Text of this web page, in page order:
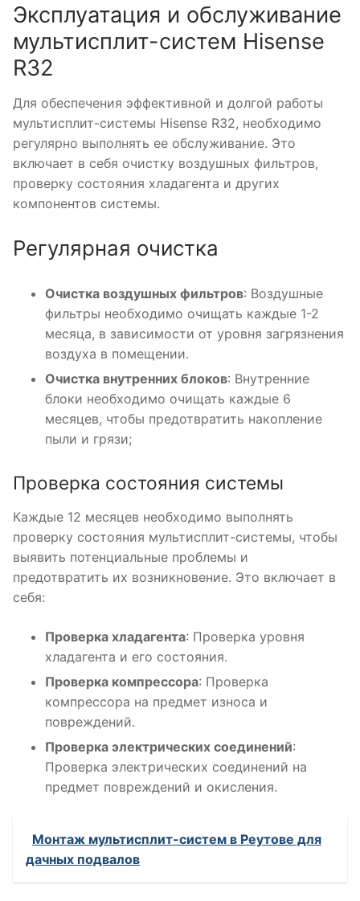
Эксплуатация и обслуживание
мультисплит-систем Hisense
R32
Для обеспечения эффективной и долгой работы
мультисплит-системы Hisense R32, необходимо
регулярно выполнять ее обслуживание. Это
включает в себя очистку воздушных фильтров,
проверку состояния хладагента и других
компонентов системы.
Регулярная очистка
Очистка воздушных фильтров: Воздушные
фильтры необходимо очищать каждые 1-2
месяца, в зависимости от уровня загрязнения
воздуха в помещении.
Очистка внутренних блоков: Внутренние
блоки необходимо очищать каждые 6
месяцев, чтобы предотвратить накопление
пыли и грязи;
Проверка состояния системы
Каждые 12 месяцев необходимо выполнять
проверку состояния мультисплит-системы, чтобы
выявить потенциальные проблемы и
предотвратить их возникновение. Это включает в
себя:
Проверка хладагента: Проверка уровня
хладагента и его состояния.
Проверка компрессора: Проверка
компрессора на предмет износа и
повреждений.
Проверка электрических соединений:
Проверка электрических соединений на
предмет повреждений и окисления.
Монтаж мультисплит-систем в Реутове для
дачных подвалов